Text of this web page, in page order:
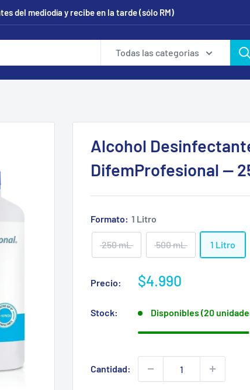
del mediodía y recibe en la tarde (sólo RM)
Todas las categorias
Alcohol
DifemProfesional —
Formato: 1 Litro
250 mL 500 mL 1 Litro
Precio:
Precio
venta
$4.990
Stock: Disponibles (20
Cantidad: